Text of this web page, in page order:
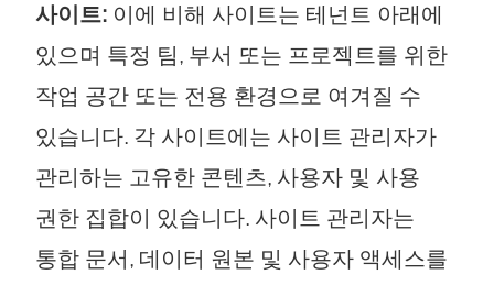
사이트: 이에 비해 사이트는 테넌트 아래에
있으며 특정 팀, 부서 또는 프로젝트를 위한
작업 공간 또는 전용 환경으로 여겨질 수
있습니다. 각 사이트에는 사이트 관리자가
관리하는 고유한 콘텐츠, 사용자 및 사용
권한 집합이 있습니다. 사이트 관리자는
통합 문서, 데이터 원본 및 사용자 액세스를